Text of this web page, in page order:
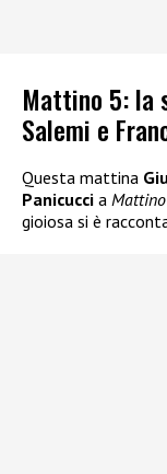
Mattino 5: la
Salemi e
Questa mattina
Panicucci a
gioiosa si è